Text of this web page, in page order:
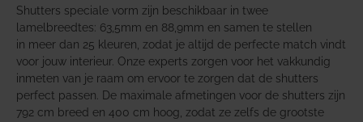
Shutters speciale vorm zijn beschikbaar in twee
lamelbreedtes: 63,5mm en 88,9mm en samen te stellen
in meer dan 25 kleuren, zodat je altijd de perfecte match vindt
voor jouw interieur. Onze experts zorgen voor het vakkundig
inmeten van je raam om ervoor te zorgen dat de shutters
perfect passen. De maximale afmetingen voor de shutters zijn
792 cm breed en 400 cm hoog, zodat ze zelfs de grootste